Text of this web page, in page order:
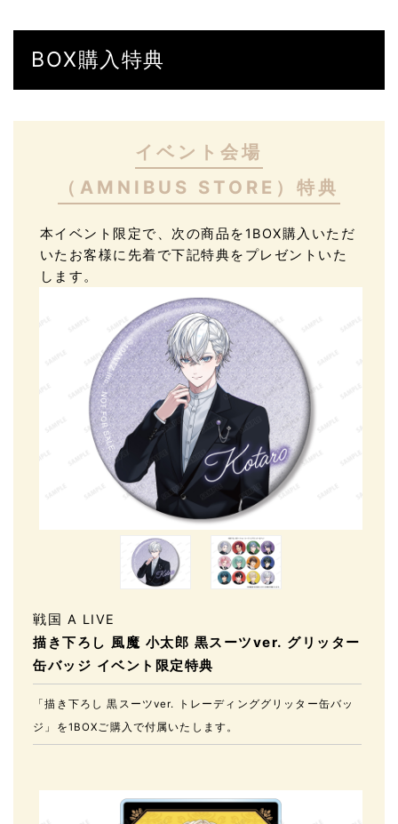
BOX購入特典
イベント会場
（AMNIBUS STORE）特典
本イベント限定で、次の商品を1BOX購入いただ
いたお客様に先着で下記特典をプレゼントいた
します。
描き下ろし 風魔 小太郎 黒スーツver. グリッター
缶バッジ イベント限定特典
戦国 A LIVE
「描き下ろし 黒スーツver. トレーディンググリッター缶バッ
ジ」を1BOXご購入で付属いたします。